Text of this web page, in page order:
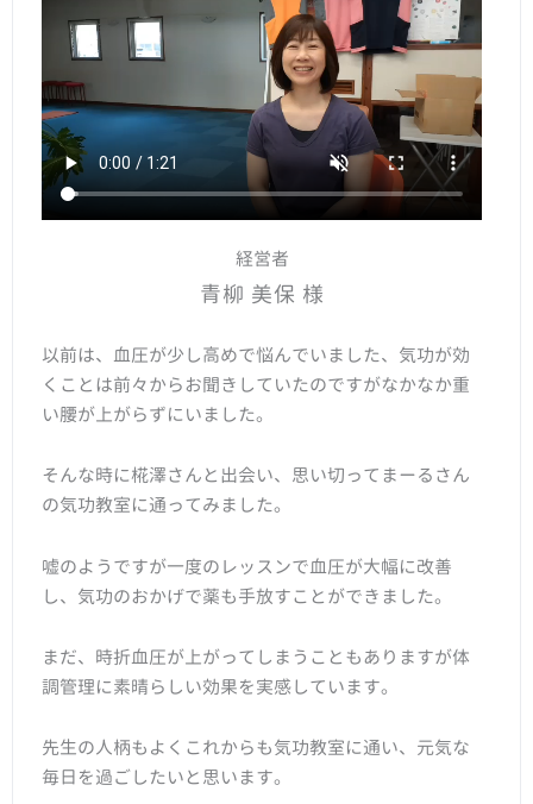
経営者
青柳 美保 様
以前は、血圧が少し高めで悩んでいました、気功が効
くことは前々からお聞きしていたのですがなかなか重
い腰が上がらずにいました。
そんな時に椛澤さんと出会い、思い切ってまーるさん
の気功教室に通ってみました。
嘘のようですが一度のレッスンで血圧が大幅に改善
し、気功のおかげで薬も手放すことができました。
まだ、時折血圧が上がってしまうこともありますが体
調管理に素晴らしい効果を実感しています。
先生の人柄もよくこれからも気功教室に通い、元気な
毎日を過ごしたいと思います。